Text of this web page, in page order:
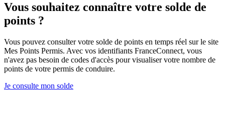
Vous souhaitez connaître votre solde de
points ?
Vous pouvez consulter votre solde de points en temps réel sur le site
Mes Points Permis. Avec vos identifiants FranceConnect, vous
n'avez pas besoin de codes d'accès pour visualiser votre nombre de
points de votre permis de conduire.
Je consulte mon solde